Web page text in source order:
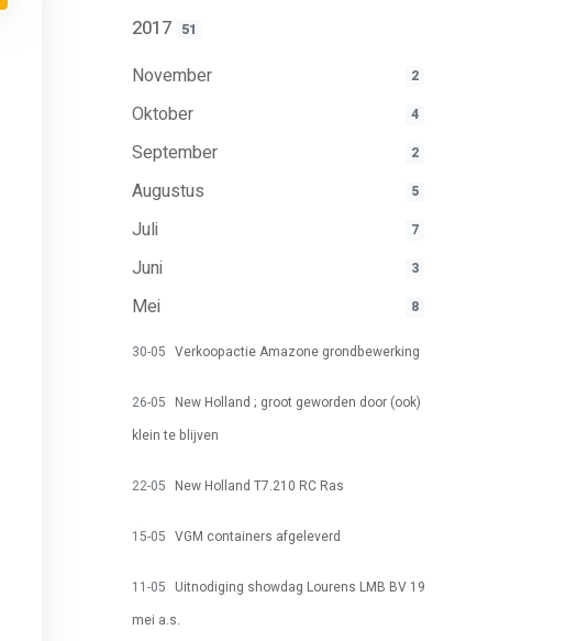
2017 51
November 2
Oktober 4
September 2
Augustus 5
Juli 7
Juni 3
Mei 8
30-05 Verkoopactie Amazone grondbewerking
26-05 New Holland ; groot geworden door (ook)
klein te blijven
22-05 New Holland T7.210 RC Ras
15-05 VGM containers afgeleverd
11-05 Uitnodiging showdag Lourens LMB BV 19
mei a.s.